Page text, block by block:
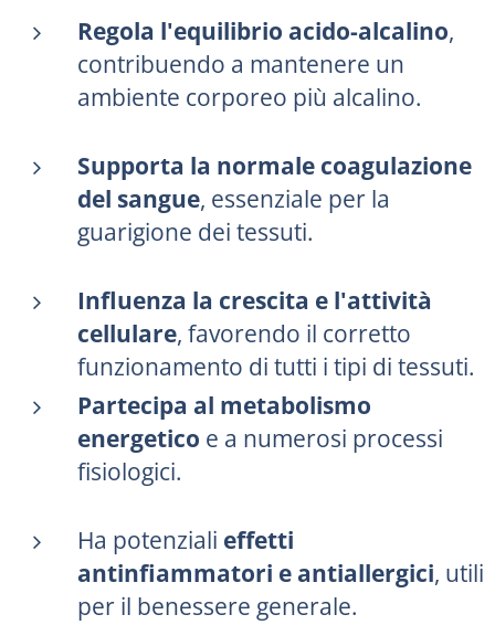
Regola l'equilibrio acido-alcalino,
contribuendo a mantenere un
ambiente corporeo più alcalino.
Supporta la normale coagulazione
del sangue, essenziale per la
guarigione dei tessuti.
Influenza la crescita e l'attività
cellulare, favorendo il corretto
funzionamento di tutti i tipi di tessuti.
Partecipa al metabolismo
energetico e a numerosi processi
fisiologici.
Ha potenziali effetti
antinfiammatori e antiallergici, utili
per il benessere generale.